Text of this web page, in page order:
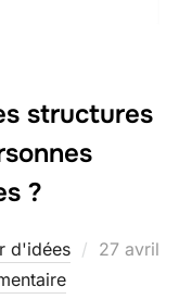
structures
?
d'idées
Publié
27 avril